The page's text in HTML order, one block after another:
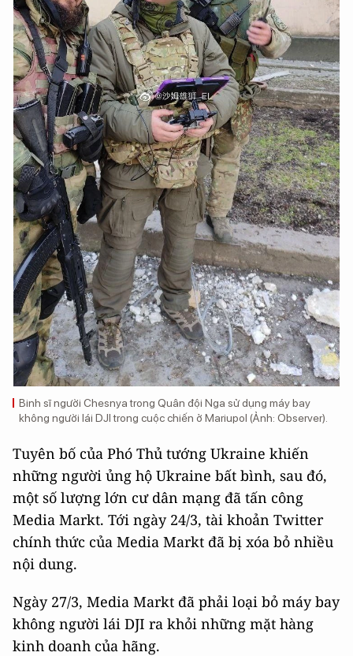
Binh sĩ người Chesnya trong Quân đội Nga sử dụng máy bay
không người lái DJI trong cuộc chiến ở Mariupol (Ảnh: Observer).
Tuyên bố của Phó Thủ tướng Ukraine khiến
những người ủng hộ Ukraine bất bình, sau đó,
một số lượng lớn cư dân mạng đã tấn công
Media Markt. Tới ngày 24/3, tài khoản Twitter
chính thức của Media Markt đã bị xóa bỏ nhiều
nội dung.
Ngày 27/3, Media Markt đã phải loại bỏ máy bay
không người lái DJI ra khỏi những mặt hàng
kinh doanh của hãng.